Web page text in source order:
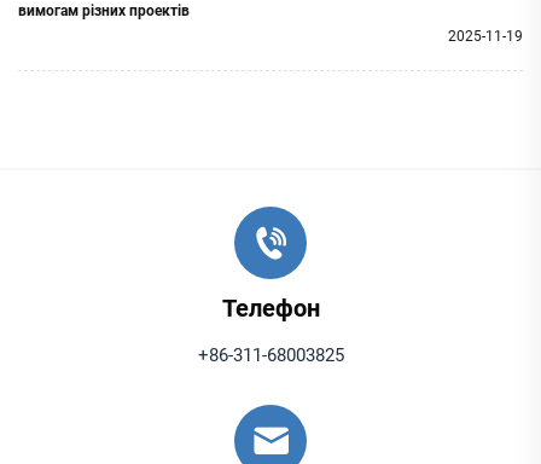
вимогам різних проектів
2025-11-19
Телефон
+86-311-68003825